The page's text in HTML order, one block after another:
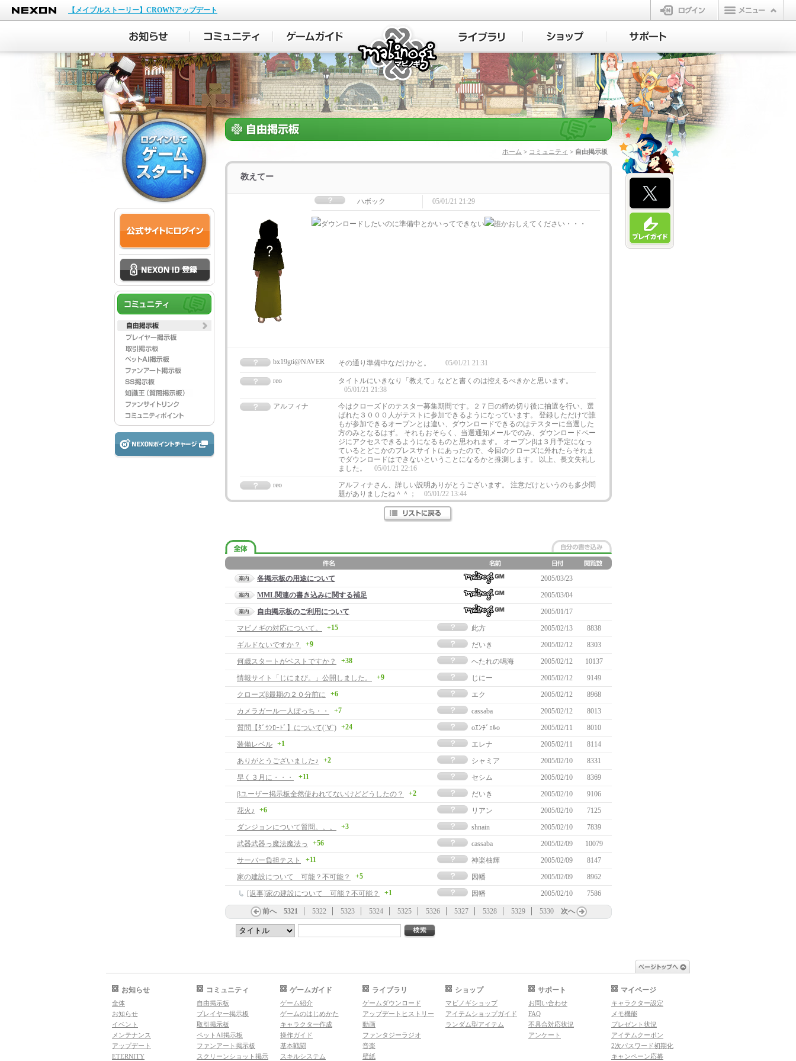
NEXON
【メイプルストーリー】CROWNアップデート
ログイン
マビノギ
ホーム > コミュニティ > 自由掲示板
教えてー
ハボック 05/01/21 21:29
ダウンロードしたいのに準備中とかいってできない 誰かおしえてください・・・
bx19gti@NAVER その通り準備中なだけかと。 05/01/21 21:31
reo
タイトルにいきなり「教えて」などと書くのは控えるべきかと思います。
05/01/21 21:38
アルフィナ
今はクローズドのテスター募集期間です。２７日の締め切り後に抽選を行い、選
ばれた３０００人がテストに参加できるようになっています。 登録しただけで誰
もが参加できるオープンとは違い、ダウンロードできるのはテスターに当選した
方のみとなるはず。 それもおそらく、当選通知メールでのみ、ダウンロードペー
ジにアクセスできるようになるものと思われます。 オープンβは３月予定になっ
ているとどこかのプレスサイトにあったので、今回のクローズに外れたらそれま
でダウンロードはできないということになるかと推測します。 以上、長文失礼し
ました。
05/01/21 22:16
reo
アルフィナさん、詳しい説明ありがとうございます。 注意だけというのも多少問
題がありましたね＾＾；
05/01/22 13:44
各掲示板の用途について
2005/03/23
MML関連の書き込みに関する補足
2005/03/04
自由掲示板のご利用について
2005/01/17
マビノギの対応について。
+15 此方 2005/02/13
8838
ギルドないですか？
+9 だいき 2005/02/12
8303
何歳スタートがベストですか？
+38 へたれの鳴海 2005/02/12
10137
情報サイト「じにまび。」公開しました。
+9 じにー 2005/02/12
9149
クローズβ最期の２０分前に
+6 エク 2005/02/12
8968
カメラガール一人ぼっち・・
+7 cassaba 2005/02/12
8013
質問【ﾀﾞｳﾝﾛｰﾄﾞ】について(´∀`) +24 oｴﾝﾁﾞｪﾙo 2005/02/11
8010
装備レベル +1 エレナ 2005/02/11
8114
ありがとうございました♪
+2 シャミア 2005/02/10
8331
早く３月に・・・
+11 セシム 2005/02/10
8369
βユーザー掲示板全然使われてないけどどうしたの？
+2 だいき 2005/02/10
9106
花火♪
+6 リアン 2005/02/10
7125
ダンジョンについて質問。。。
+3 shnain 2005/02/10
7839
武器武器っ魔法魔法っ
+56 cassaba 2005/02/09
10079
サーバー負担テスト
+11 神楽柚輝 2005/02/09
8147
家の建設について 可能？不可能？
+5 因幡 2005/02/09
8962
[返事]家の建設について 可能？不可能？
+1 因幡 2005/02/10 7586
前へ 5321 5322 5323 5324 5325 5326 5327 5328 5329 5330 次へ
お知らせ
全体
お知らせ
イベント
メンテナンス
アップデート
ETERNITY
コミュニティ
自由掲示板
プレイヤー掲示板
取引掲示板
ペットAI掲示板
ファンアート掲示板
スクリーンショット掲示
ゲームガイド
ゲーム紹介
ゲームのはじめかた
キャラクター作成
操作ガイド
基本戦闘
スキルシステム
ライブラリ
ゲームダウンロード
アップデートヒストリー
動画
ファンタジーラジオ
音楽
壁紙
ショップ
マビノギショップ
アイテムショップガイド
ランダム型アイテム
サポート
お問い合わせ
FAQ
不具合対応状況
アンケート
マイページ
キャラクター設定
メモ機能
プレゼント状況
アイテムクーポン
2次パスワード初期化
キャンペーン応募